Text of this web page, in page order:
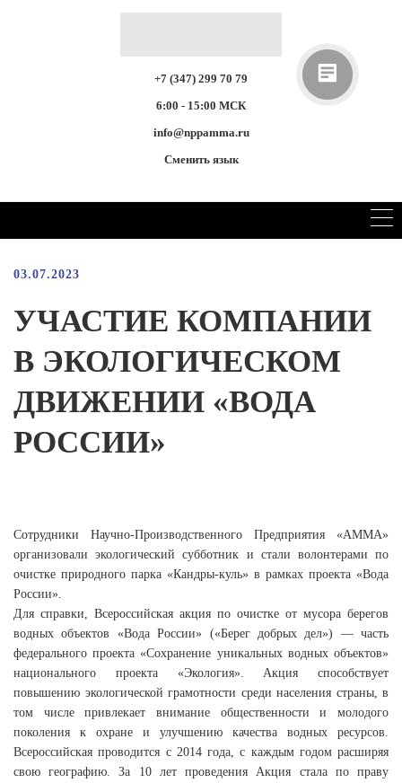
+7 (347) 299 70 79
6:00 - 15:00 МСК
info@nppamma.ru
Сменить язык
03.07.2023
УЧАСТИЕ КОМПАНИИ
В ЭКОЛОГИЧЕСКОМ
ДВИЖЕНИИ «ВОДА
РОССИИ»
Сотрудники Научно-Производственного Предприятия «АММА»
организовали экологический субботник и стали волонтерами по
очистке природного парка «Кандры-куль» в рамках проекта «Вода
России».
Для справки, Всероссийская акция по очистке от мусора берегов
водных объектов «Вода России» («Берег добрых дел») — часть
федерального проекта «Сохранение уникальных водных объектов»
национального проекта «Экология». Акция способствует
повышению экологической грамотности среди населения страны, в
том числе привлекает внимание общественности и молодого
поколения к охране и улучшению качества водных ресурсов.
Всероссийская проводится с 2014 года, с каждым годом расширяя
свою географию. За 10 лет проведения Акция стала по праву